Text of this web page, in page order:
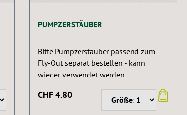
PUMPZERSTÄUBER
Bitte Pumpzerstäuber passend zum
Fly-Out separat bestellen - kann
wieder verwendet werden.
möglich.
CHF 4.80